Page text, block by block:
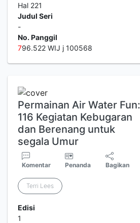
Hal 221
Judul Seri
-
No. Panggil
796.522 WIJ j 100568
Permainan Air Water Fun:
116 Kegiatan Kebugaran
dan Berenang untuk
segala Umur
Komentar Penanda Bagikan
Terri Lees
Edisi
1